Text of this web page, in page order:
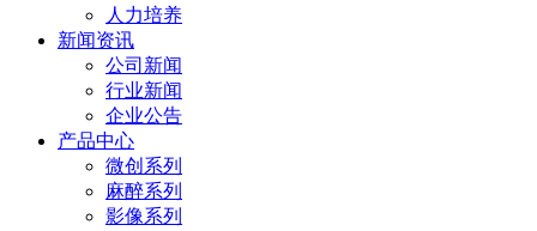
人力培养
新闻资讯
公司新闻
行业新闻
企业公告
产品中心
微创系列
麻醉系列
影像系列